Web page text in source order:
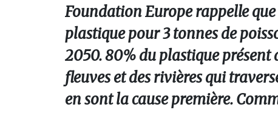
Foundation Europe rappelle
plastique pour 3 tonnes de
2050. 80% du plastique présent
fleuves et des rivières qui
en sont la cause première.